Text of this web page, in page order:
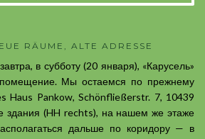
RÄUME, ALTE ADRESSE
в субботу (20 января), «Карусель»
Мы остаемся по прежнему
Haus Pankow, Schönfließerstr. 7, 10439
здания (HH rechts), на нашем же этаже
дальше по коридору — в